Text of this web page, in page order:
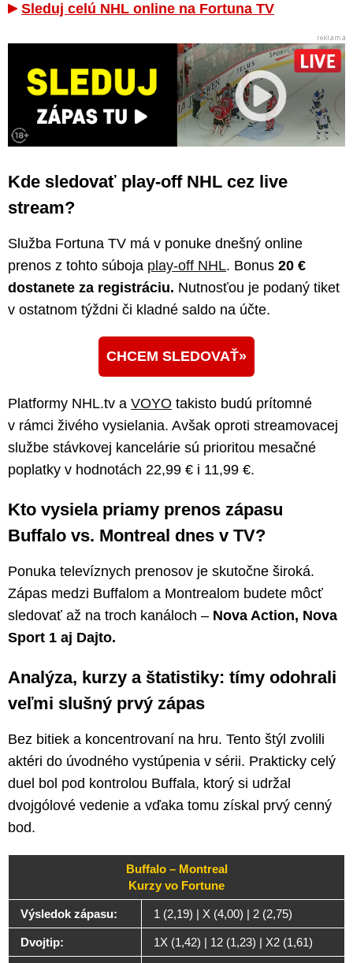
Sleduj celú NHL online na Fortuna TV
Kde sledovať play-off NHL cez live
stream?
Služba Fortuna TV má v ponuke dnešný online
prenos z tohto súboja play-off NHL. Bonus 20 €
dostanete za registráciu. Nutnosťou je podaný tiket
v ostatnom týždni či kladné saldo na účte.
CHCEM SLEDOVAŤ
Platformy NHL.tv a VOYO takisto budú prítomné
v rámci živého vysielania. Avšak oproti streamovacej
službe stávkovej kancelárie sú prioritou mesačné
poplatky v hodnotách 22,99 € i 11,99 €.
Kto vysiela priamy prenos zápasu
Buffalo vs. Montreal dnes v TV?
Ponuka televíznych prenosov je skutočne široká.
Zápas medzi Buffalom a Montrealom budete môcť
sledovať až na troch kanáloch – Nova Action, Nova
Sport 1 aj Dajto.
Analýza, kurzy a štatistiky: tímy odohrali
veľmi slušný prvý zápas
Bez bitiek a koncentrovaní na hru. Tento štýl zvolili
aktéri do úvodného vystúpenia v sérii. Prakticky celý
duel bol pod kontrolou Buffala, ktorý si udržal
dvojgólové vedenie a vďaka tomu získal prvý cenný
bod.
Buffalo – Montreal
Kurzy vo Fortune
Výsledok zápasu: 1 (2,19) | X (4,00) | 2 (2,75)
Dvojtip: 1X (1,42) | 12 (1,23) | X2 (1,61)